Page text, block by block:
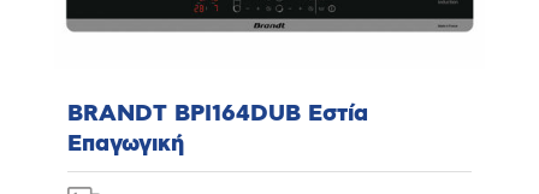
BRANDT BPI164DUB Εστία
Επαγωγική